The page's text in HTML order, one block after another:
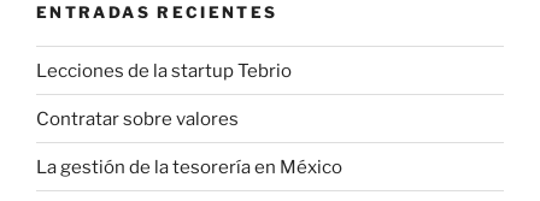
ENTRADAS RECIENTES
Lecciones de la startup Tebrio
Contratar sobre valores
La gestión de la tesorería en México